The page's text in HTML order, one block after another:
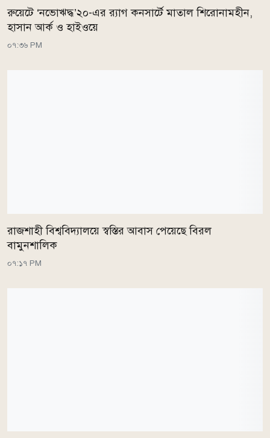
রুয়েটে ‘নভোঋদ্ধ’২০-এর র‍্যাগ কনসার্টে মাতাল শিরোনামহীন,
হাসান আর্ক ও হাইওয়ে
০৭:৩৬ PM
রাজশাহী বিশ্ববিদ্যালয়ে স্বস্তির আবাস পেয়েছে বিরল
বামুনশালিক
০৭:১৭ PM